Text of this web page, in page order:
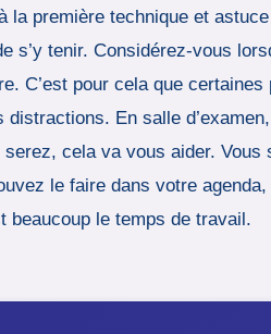
première technique et
tenir. Considérez-vous
C’est pour cela que
En salle
cela va vous aider.
le faire dans votre
beaucoup le temps de travail.